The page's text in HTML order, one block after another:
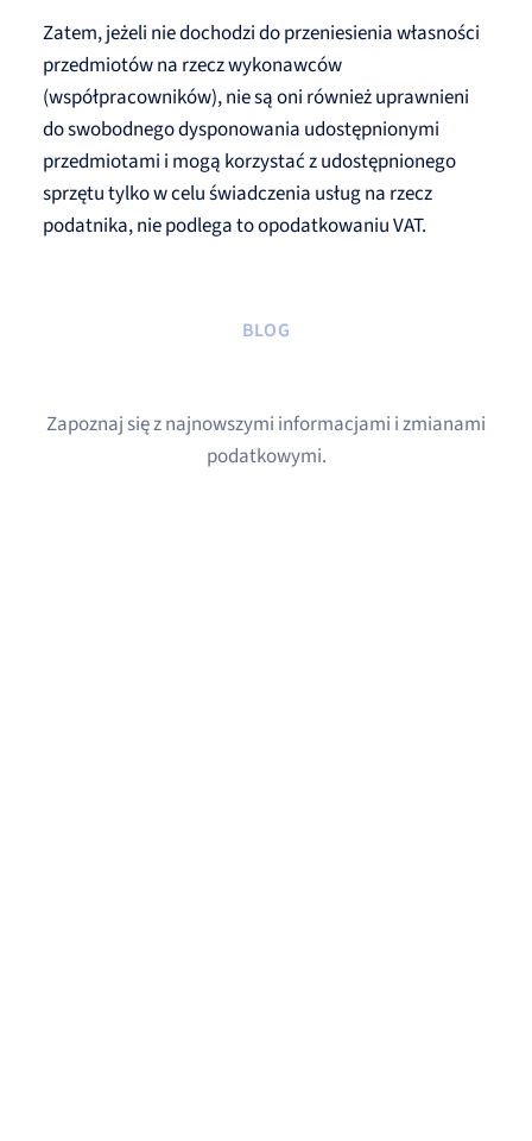
Zatem, jeżeli nie dochodzi do przeniesienia własności
przedmiotów na rzecz wykonawców
(współpracowników), nie są oni również uprawnieni
do swobodnego dysponowania udostępnionymi
przedmiotami i mogą korzystać z udostępnionego
sprzętu tylko w celu świadczenia usług na rzecz
podatnika, nie podlega to opodatkowaniu VAT.
BLOG
Zapoznaj się z najnowszymi informacjami i zmianami
podatkowymi.